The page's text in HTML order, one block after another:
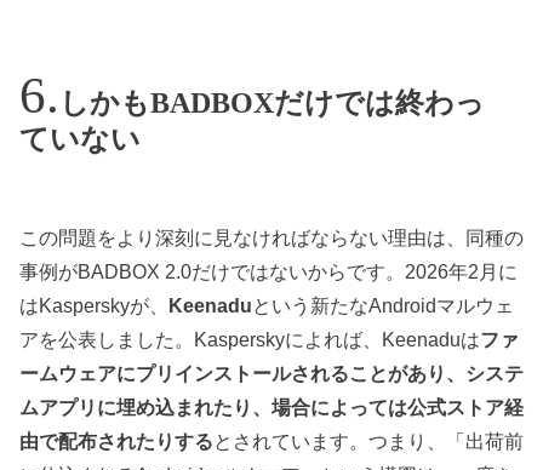
しかもBADBOXだけでは終わっ
ていない
この問題をより深刻に見なければならない理由は、同種の
事例がBADBOX 2.0だけではないからです。2026年2月に
はKasperskyが、
Keenaduという新たなAndroidマルウェ
アを公表しました。Kasperskyによれば、Keenaduはファ
ームウェアにプリインストールされることがあり、システ
ムアプリに埋め込まれたり、場合によっては公式ストア経
由で配布されたりするとされています。つまり、「出荷前